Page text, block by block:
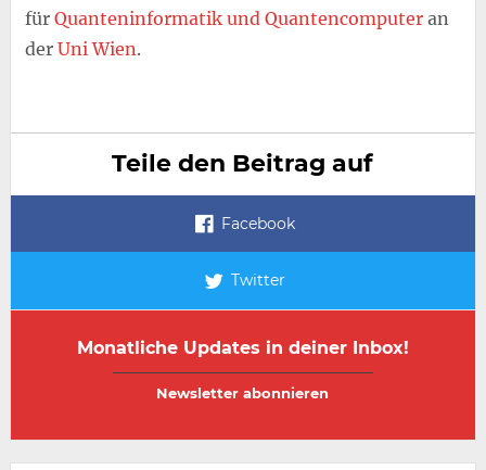
für Quanteninformatik und Quantencomputeran
der Uni Wien.
Teile den Beitrag auf
Facebook
Twitter
Monatliche Updates in deiner Inbox!